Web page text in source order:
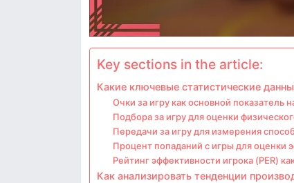
Key sections in the article:
Какие ключевые статистические
Очки за игру как основной показатель
Подбора за игру для оценки
Передачи за игру для измерения
Процент попаданий с игры для оценки
Рейтинг эффективности игрока (PER)
Как анализировать тенденции